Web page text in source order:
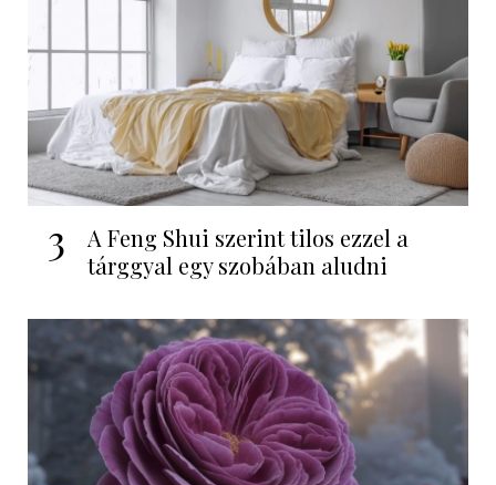
3
A Feng Shui szerint tilos ezzel a
tárggyal egy szobában aludni